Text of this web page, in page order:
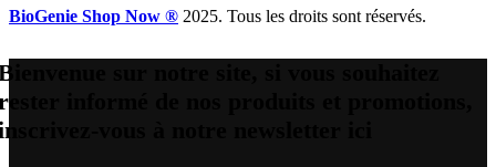
BioGenie Shop Now ® 2025. Tous les droits sont réservés.
sur notre site, si vous souhaitez
informé de nos produits et promotions,
vous à notre newsletter ici